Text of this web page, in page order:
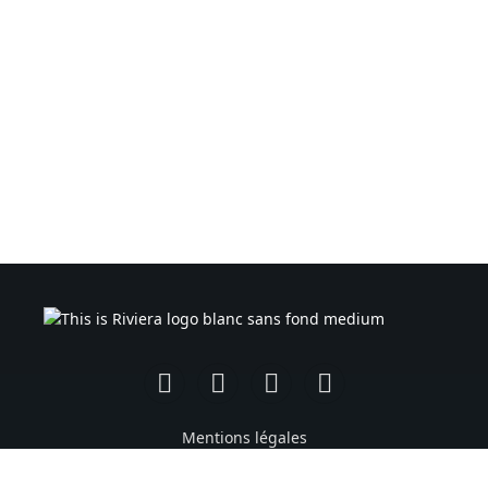
FacebookInstagramTikTok YouTube
Mentions légales